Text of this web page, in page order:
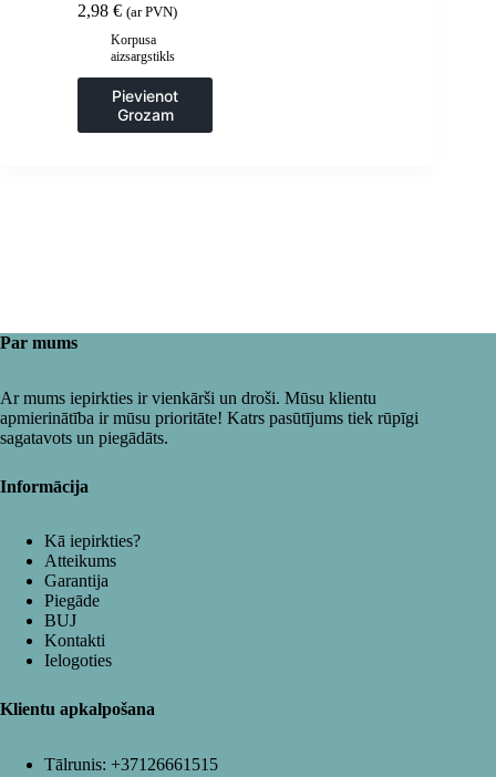
pulkstenim – 2 gab.
2,98 € (ar PVN)
Korpusa
aizsargstikls
Pievienot
Grozam
Par mums
Ar mums iepirkties ir vienkārši un droši. Mūsu klientu
apmierinātība ir mūsu prioritāte! Katrs pasūtījums tiek rūpīgi
sagatavots un piegādāts.
Informācija
Kā iepirkties?
Atteikums
Garantija
Piegāde
BUJ
Kontakti
Ielogoties
Klientu apkalpošana
Tālrunis: +37126661515